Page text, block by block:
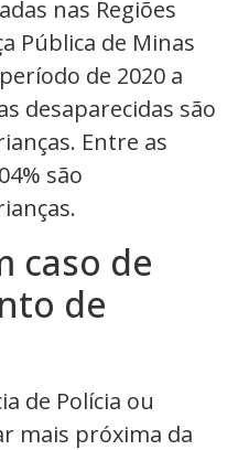
nas Regiões
Pública de Minas
de 2020 a
desaparecidas são
Entre as
são
caso de
de
de Polícia ou
mais próxima da